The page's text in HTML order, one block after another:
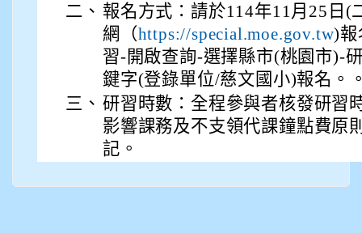
二、 報名方式：請於114年11月25日(
網（https://special.moe.gov.tw)報
習-開啟查詢-選擇縣市(桃園市)-
鍵字(登錄單位/慈文國小)報名。
三、 研習時數：全程參與者核發研習
影響課務及不支領代課鐘點費原
記。